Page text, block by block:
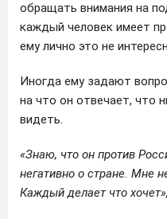
обращать внимания на
каждый человек имеет
ему лично это не
Иногда ему задают
на что он отвечает, что
видеть.
«Знаю, что он против
негативно о стране. Мне
Каждый делает что